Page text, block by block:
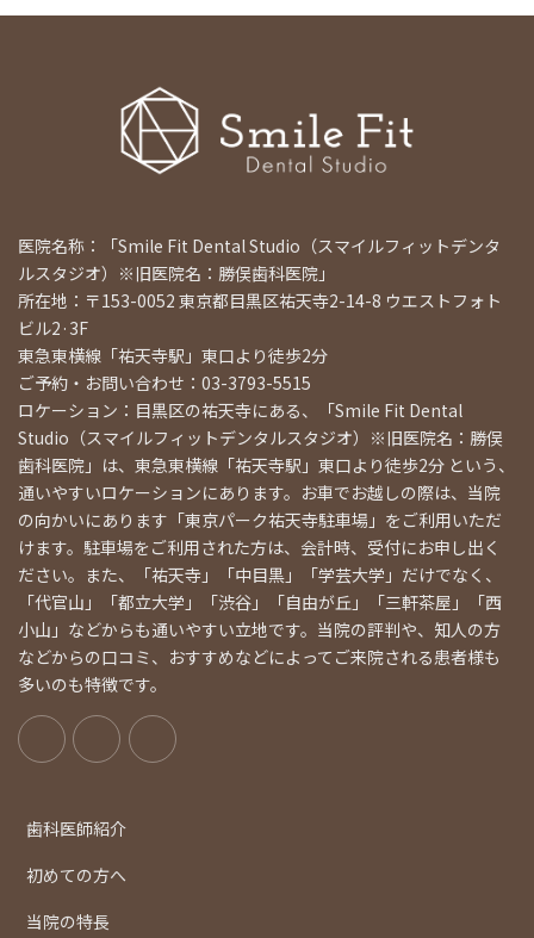
医院名称：「Smile Fit Dental Studio（スマイルフィットデンタ
ルスタジオ）※旧医院名：勝俣歯科医院」
所在地：〒153-0052 東京都目黒区祐天寺2-14-8 ウエストフォト
ビル2·3F
東急東横線「祐天寺駅」東口より徒歩2分
ご予約・お問い合わせ：03-3793-5515
ロケーション：目黒区の祐天寺にある、「Smile Fit Dental
Studio（スマイルフィットデンタルスタジオ）※旧医院名：勝俣
歯科医院」は、東急東横線「祐天寺駅」東口より徒歩2分 という、
通いやすいロケーションにあります。お車でお越しの際は、当院
の向かいにあります「東京パーク祐天寺駐車場」をご利用いただ
けます。駐車場をご利用された方は、会計時、受付にお申し出く
ださい。また、「祐天寺」「中目黒」「学芸大学」だけでなく、
「代官山」「都立大学」「渋谷」「自由が丘」「三軒茶屋」「西
小山」などからも通いやすい立地です。当院の評判や、知人の方
などからの口コミ、おすすめなどによってご来院される患者様も
多いのも特徴です。
歯科医師紹介
初めての方へ
当院の特長